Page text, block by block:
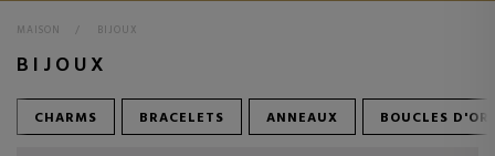
MAISON > BIJOUX
BIJOUX
CHARMS BRACELETS ANNEAUX BOUCLES